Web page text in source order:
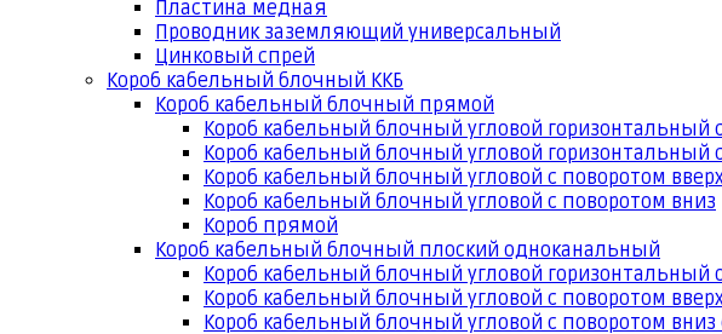
Пластина медная
Проводник заземляющий универсальный
Цинковый спрей
Короб кабельный блочный ККБ
Короб кабельный блочный прямой
Короб кабельный блочный угловой горизонтальный
Короб кабельный блочный угловой горизонтальный
Короб кабельный блочный угловой с поворотом
Короб кабельный блочный угловой с поворотом вниз
Короб прямой
Короб кабельный блочный плоский одноканальный
Короб кабельный блочный угловой горизонтальный
Короб кабельный блочный угловой с поворотом
Короб кабельный блочный угловой с поворотом